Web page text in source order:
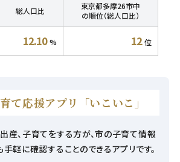
総人口比
東京都多摩26市中
の順位（総人口比）
12.10% 12位
て応援アプリ「いこいこ」
産、子育てをする方が、市の子育て情報
軽に確認することのできるアプリです。